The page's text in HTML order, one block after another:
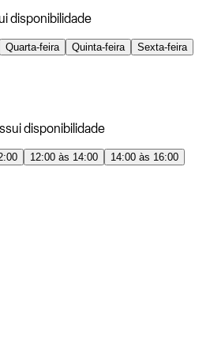
disponibilidade
Quarta-feira Quinta-feira
Sexta-feira
disponibilidade
12:00 às 14:00
14:00 às 16:00